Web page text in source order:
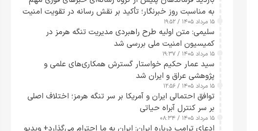
به مناسبت روز خبرنگار؛ تأکید بر نقش رسانه در تقویت امنیت
و اعتماد عمومی
۱۵ مرداد ۱۴۰۵ / ۱۹:۵۲
سلیمی: متن اولیه طرح راهبردی مدیریت تنگه هرمز در
کمیسیون امنیت ملی بررسی شد
۱۵ مرداد ۱۴۰۵ / ۱۹:۳۷
سید عمار حکیم خواستار گسترش همکاری‌های علمی و
پژوهشی عراق و ایران شد
۱۵ مرداد ۱۴۰۵ / ۱۲:۵۶
توافق احتمالی ایران و آمریکا بر سر تنگه هرمز؛ اختلاف اصلی
بر سر کنترل آبراه حیاتی
۱۵ مرداد ۱۴۰۵ / ۰۸:۳۴
ادعای ترامپ درباره ایران: ایران به ما احترام می‌گذارد+ ویدیو